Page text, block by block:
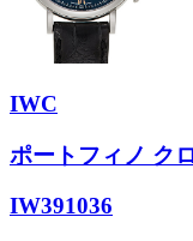
IWC
ポートフィノ ク
IW391036